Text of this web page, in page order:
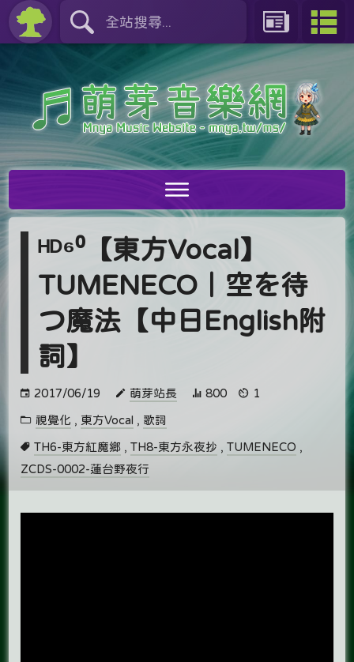
ᴴᴰ⁶⁰【東方Vocal】
TUMENECO｜空を待
つ魔法【中日English附
詞】
2017/06/19 萌芽站長 800 1
視覺化 , 東方Vocal , 歌詞
TH6-東方紅魔鄉 ,TH8-東方永夜抄 ,TUMENECO ,
ZCDS-0002-蓮台野夜行